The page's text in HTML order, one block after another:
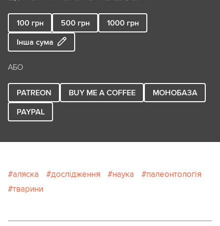
100 грн 500 грн 1000 грн
Інша сума
АБО
PATREON BUY ME A COFFEE
МОНОБАЗА
PAYPAL
аляска дослідження наука
палеонтологія
тварини